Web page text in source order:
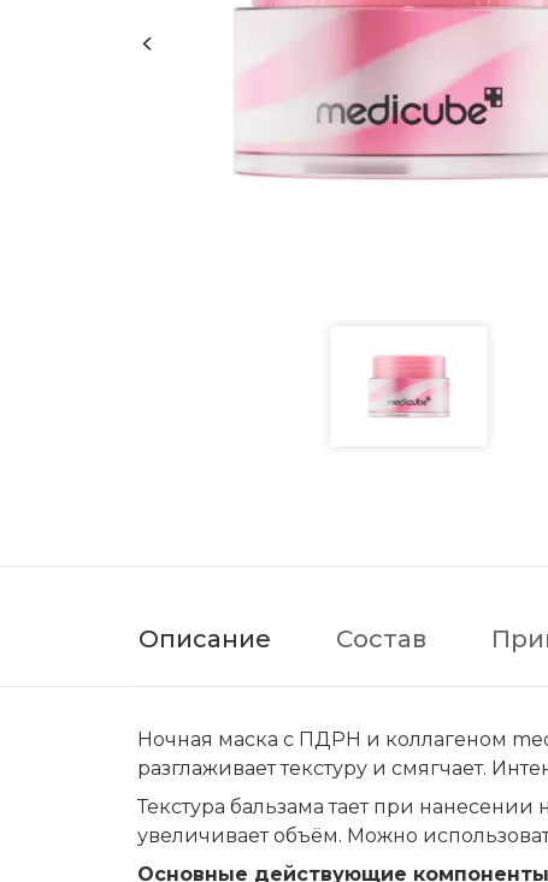
Описание Состав
Ночная маска с ПДРН и коллагеном
разглаживает текстуру и смягчает.
Текстура бальзама тает при
увеличивает объём. Можно
Основные действующие